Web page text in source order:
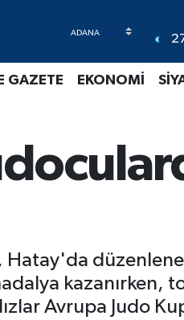
E GAZETE EKONOMİ
Avrupa Judo